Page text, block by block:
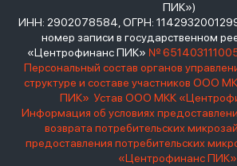
ПИК»)
ИНН: 2902078584, ОГРН:
номер записи в государственном
«Центрофинанс ПИК» №
Персональный состав органов
структуре и составе участников ООО
ПИК» Устав ООО МКК
Информация об условиях
возврата потребительских
предоставления потребительских
«Центрофинанс ПИК»